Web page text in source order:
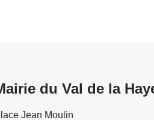
du Val de la
Jean Moulin